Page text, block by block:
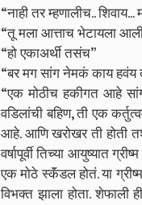
“नाही तर म्हणालीच..
“तू मला आत्ताच भेटायला
“हो एकाअर्थी तसंच”
“बर मग सांग नेमकं काय हवंय
“एक मोठीच हकीगत आहे
वडिलांची बहिण, ती एक
आहे. आणि खरोखर ती होती
वर्षापूर्वी तिच्या आयुष्यात
एक मोठे स्कॅंडल होतं. या
विभक्त झाला होता. शेफाली